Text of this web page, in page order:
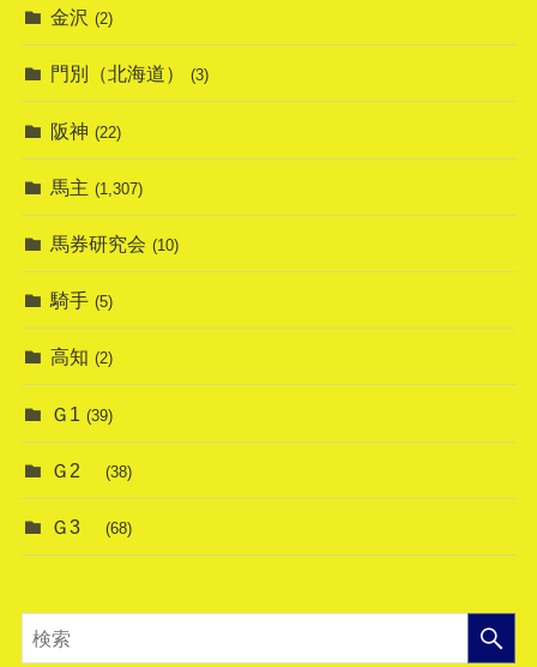
金沢 (2)
門別（北海道） (3)
阪神 (22)
馬主 (1,307)
馬券研究会 (10)
騎手 (5)
高知 (2)
Ｇ1 (39)
Ｇ2 (38)
Ｇ3 (68)